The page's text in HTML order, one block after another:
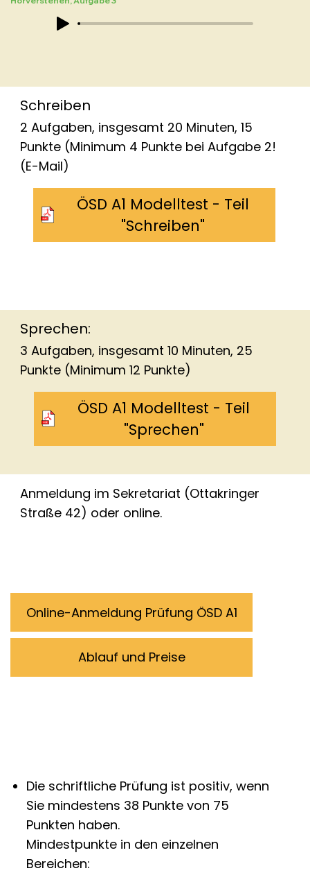
Schreiben
2 Aufgaben, insgesamt 20 Minuten, 15
Punkte (Minimum 4 Punkte bei Aufgabe 2!
(E-Mail)
ÖSD A1 Modelltest - Teil
"Schreiben"
Sprechen:
3 Aufgaben, insgesamt 10 Minuten, 25
Punkte (Minimum 12 Punkte)
ÖSD A1 Modelltest - Teil
"Sprechen"
Anmeldung im Sekretariat (Ottakringer
Straße 42) oder online.
Online-Anmeldung Prüfung ÖSD A1
Ablauf und Preise
Die schriftliche Prüfung ist positiv, wenn
Sie mindestens 38 Punkte von 75
Punkten haben.
Mindestpunkte in den einzelnen
Bereichen: